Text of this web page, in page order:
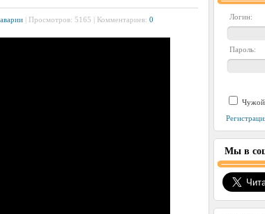
| Просмотров: 5165 | Комментариев: 0 Логин:
Пароль:
Чужой
Мы в